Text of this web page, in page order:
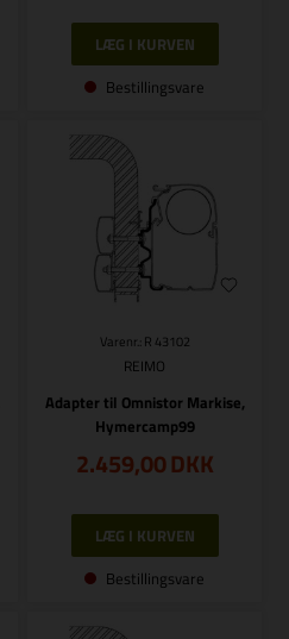
Bestillingsvare
Varenr.: R 43102
REIMO
Adapter til Omnistor Markise,
Hymercamp99
2.459,00DKK
Bestillingsvare